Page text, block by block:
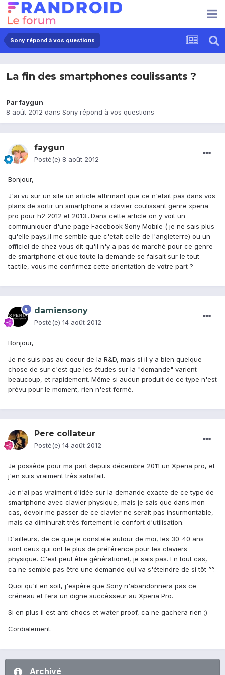
Sony répond à vos questions
La fin des smartphones coulissants ?
Parfaygun
8 août 2012 dans Sony répond à vos questions
faygun
Posté(e) 8 août 2012
Bonjour,
J'ai vu sur un site un article affirmant que ce n'etait pas dans vos
plans de sortir un smartphone a clavier coulissant genre xperia
pro pour h2 2012 et 2013...Dans cette article on y voit un
communiquer d'une page Facebook Sony Mobile ( je ne sais plus
qu'elle pays,il me semble que c'etait celle de l'angleterre) ou un
officiel de chez vous dit qu'il n'y a pas de marché pour ce genre
de smartphone et que toute la demande se faisait sur le tout
tactile, vous me confirmez cette orientation de votre part ?
damiensony
Posté(e) 14 août 2012
Bonjour,
Je ne suis pas au coeur de la R&D, mais si il y a bien quelque
chose de sur c'est que les études sur la "demande" varient
beaucoup, et rapidement. Même si aucun produit de ce type n'est
prévu pour le moment, rien n'est fermé.
Pere collateur
Posté(e) 14 août 2012
Je possède pour ma part depuis décembre 2011 un Xperia pro, et
j'en suis vraiment très satisfait.
Je n'ai pas vraiment d'idée sur la demande exacte de ce type de
smartphone avec clavier physique, mais je sais que dans mon
cas, devoir me passer de ce clavier ne serait pas insurmontable,
mais ca diminurait très fortement le confort d'utilisation.
D'ailleurs, de ce que je constate autour de moi, les 30-40 ans
sont ceux qui ont le plus de préférence pour les claviers
physique. C'est peut être générationel, je sais pas. En tout cas,
ca ne semble pas être une demande qui va s'éteindre de si tôt ^^.
Quoi qu'il en soit, j'espère que Sony n'abandonnera pas ce
créneau et fera un digne succèsseur au Xperia Pro.
Si en plus il est anti chocs et water proof, ca ne gachera rien ;)
Cordialement.
Archivé